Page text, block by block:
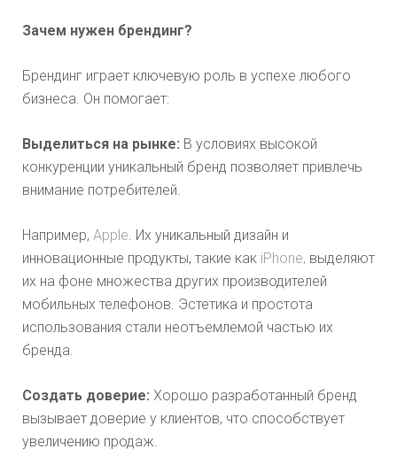
Зачем нужен брендинг?
Брендинг играет ключевую роль в успехе любого
бизнеса. Он помогает:
Выделиться на рынке: В условиях высокой
конкуренции уникальный бренд позволяет привлечь
внимание потребителей.
Например, Apple . Их уникальный дизайн и
инновационные продукты, такие как iPhone, выделяют
их на фоне множества других производителей
мобильных телефонов. Эстетика и простота
использования стали неотъемлемой частью их
бренда.
Создать доверие: Хорошо разработанный бренд
вызывает доверие у клиентов, что способствует
увеличению продаж.